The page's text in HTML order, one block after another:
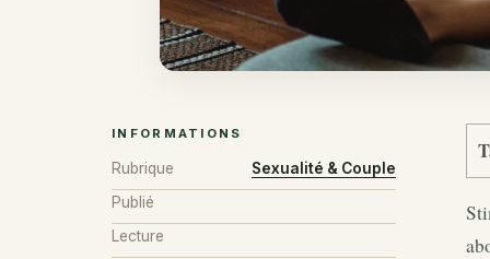
INFORMATIONS
Rubrique
Sexualité & Couple
Publié
Lecture